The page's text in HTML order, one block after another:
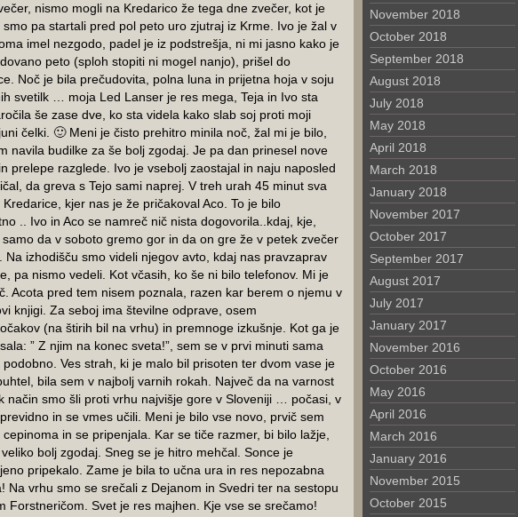
nismo mogli na Kredarico že tega dne zvečer, kot je
smo pa startali pred pol peto uro zjutraj iz Krme. Ivo je žal v
imel nezgodo, padel je iz podstrešja, ni mi jasno kako je
peto (sploh stopiti ni mogel nanjo), prišel do
Noč je bila prečudovita, polna luna in prijetna hoja v soju
svetilk … moja Led Lanser je res mega, Teja in Ivo sta
še zase dve, ko sta videla kako slab soj proti moji
čelki. 🙂 Meni je čisto prehitro minila noč, žal mi je bilo,
navila budilke za še bolj zgodaj. Je pa dan prinesel nove
prelepe razglede. Ivo je vsebolj zaostajal in naju naposled
da greva s Tejo sami naprej. V treh urah 45 minut sva
Kredarice, kjer nas je že pričakoval Aco. To je bilo
.. Ivo in Aco se namreč nič nista dogovorila..kdaj, kje,
da v soboto gremo gor in da on gre že v petek zvečer
Na izhodišču smo videli njegov avto, kdaj nas pravzaprav
pa nismo vedeli. Kot včasih, ko še ni bilo telefonov. Mi je
Acota pred tem nisem poznala, razen kar berem o njemu v
knjigi. Za seboj ima številne odprave, osem
(na štirih bil na vrhu) in premnoge izkušnje. Kot ga je
” Z njim na konec sveta!”, sem se v prvi minuti sama
podobno. Ves strah, ki je malo bil prisoten ter dvom vase je
bila sem v najbolj varnih rokah. Največ da na varnost
način smo šli proti vrhu najvišje gore v Sloveniji … počasi, v
in se vmes učili. Meni je bilo vse novo, prvič sem
cepinoma in se pripenjala. Kar se tiče razmer, bi bilo lažje,
bolj zgodaj. Sneg se je hitro mehčal. Sonce je
pripekalo. Zame je bila to učna ura in res nepozabna
Na vrhu smo se srečali z Dejanom in Svedri ter na sestopu
Forstneričom. Svet je res majhen. Kje vse se srečamo!
November 2018
October 2018
September 2018
August 2018
July 2018
May 2018
April 2018
March 2018
January 2018
November 2017
October 2017
September 2017
August 2017
July 2017
January 2017
November 2016
October 2016
May 2016
April 2016
March 2016
January 2016
November 2015
October 2015